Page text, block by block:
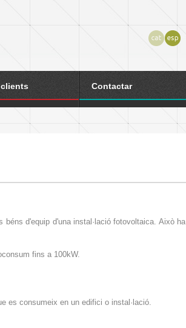
Contactar
d'equip d'una instal·lació fotovoltaica. Això ha
fins a 100kW.
es consumeix en un edifici o instal·lació.